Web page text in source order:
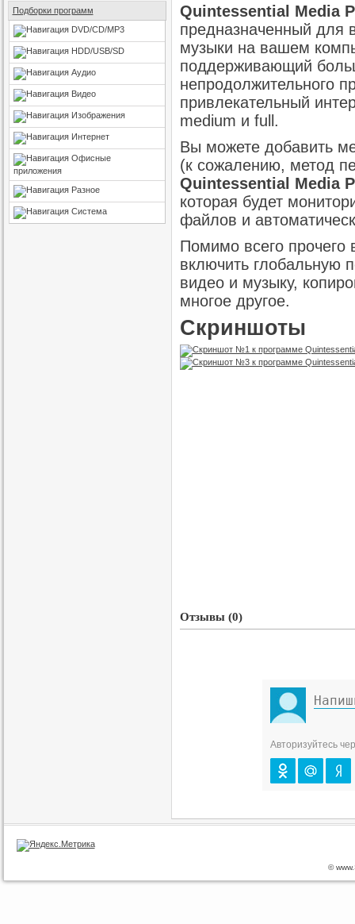
Подборки программ
DVD/CD/MP3
HDD/USB/SD
Аудио
Видео
Изображения
Интернет
Офисные
приложения
Разное
Система
Quintessential Media
предназначенный для
музыки на вашем
поддерживающий
непродолжительного
привлекательный
medium и full.
Вы можете добавить
(к сожалению, метод
Quintessential Media
которая будет
файлов и
Помимо всего прочего
включить глобальную
видео и музыку,
многое другое.
Скриншоты
Отзывы (0)
Авторизуйтесь
©